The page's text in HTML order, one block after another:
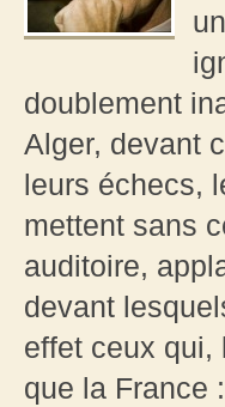
doublement
Alger, devant
leurs échecs,
mettent sans
auditoire,
devant
effet ceux qui,
que la France